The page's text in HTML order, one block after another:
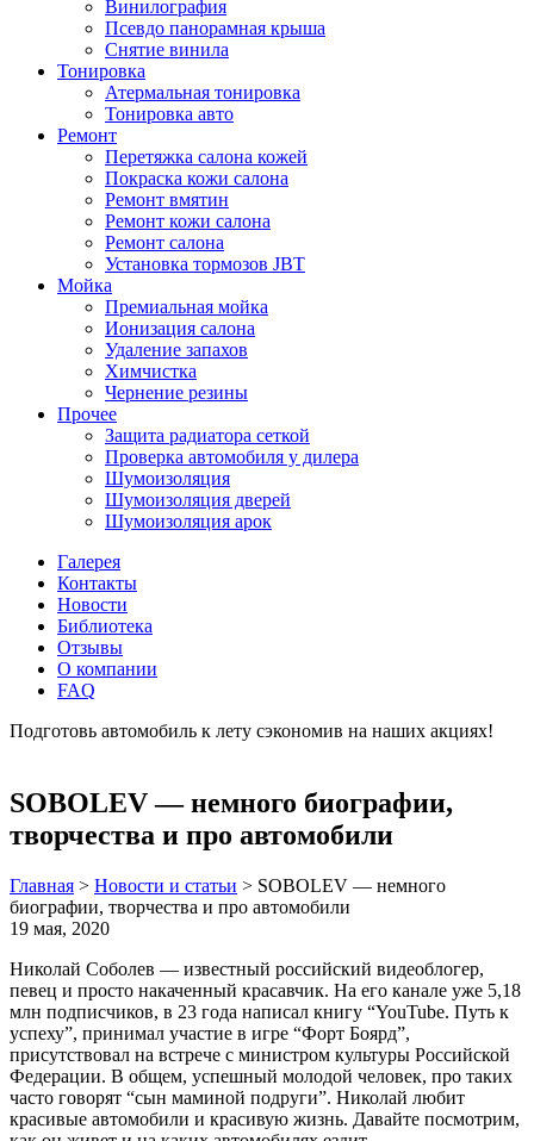
Винилография
Псевдо панорамная крыша
Снятие винила
Тонировка
Атермальная тонировка
Тонировка авто
Ремонт
Перетяжка салона кожей
Покраска кожи салона
Ремонт вмятин
Ремонт кожи салона
Ремонт салона
Установка тормозов JBT
Мойка
Премиальная мойка
Ионизация салона
Удаление запахов
Химчистка
Чернение резины
Прочее
Защита радиатора сеткой
Проверка автомобиля у дилера
Шумоизоляция
Шумоизоляция дверей
Шумоизоляция арок
Галерея
Контакты
Новости
Библиотека
Отзывы
О компании
FAQ
Подготовь автомобиль к лету сэкономив на наших акциях!
SOBOLEV — немного биографии,
творчества и про автомобили
Главная > Новости и статьи > SOBOLEV — немного
биографии, творчества и про автомобили
19 мая, 2020
Николай Соболев — известный российский видеоблогер,
певец и просто накаченный красавчик. На его канале уже 5,18
млн подписчиков, в 23 года написал книгу “YouTube. Путь к
успеху”, принимал участие в игре “Форт Боярд”,
присутствовал на встрече с министром культуры Российской
Федерации. В общем, успешный молодой человек, про таких
часто говорят “сын маминой подруги”. Николай любит
красивые автомобили и красивую жизнь. Давайте посмотрим,